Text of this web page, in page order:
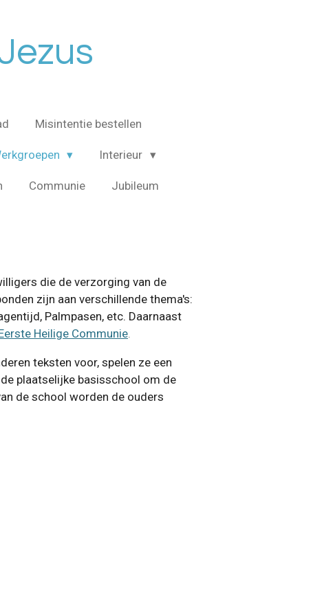
Misintentie bestellen
Interieur
Communie Jubileum
die de verzorging van de
zijn aan verschillende thema's:
Palmpasen, etc. Daarnaast
Heilige Communie.
teksten voor, spelen ze een
plaatselijke basisschool om de
de school worden de ouders